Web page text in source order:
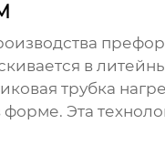
в
трубка
Эта